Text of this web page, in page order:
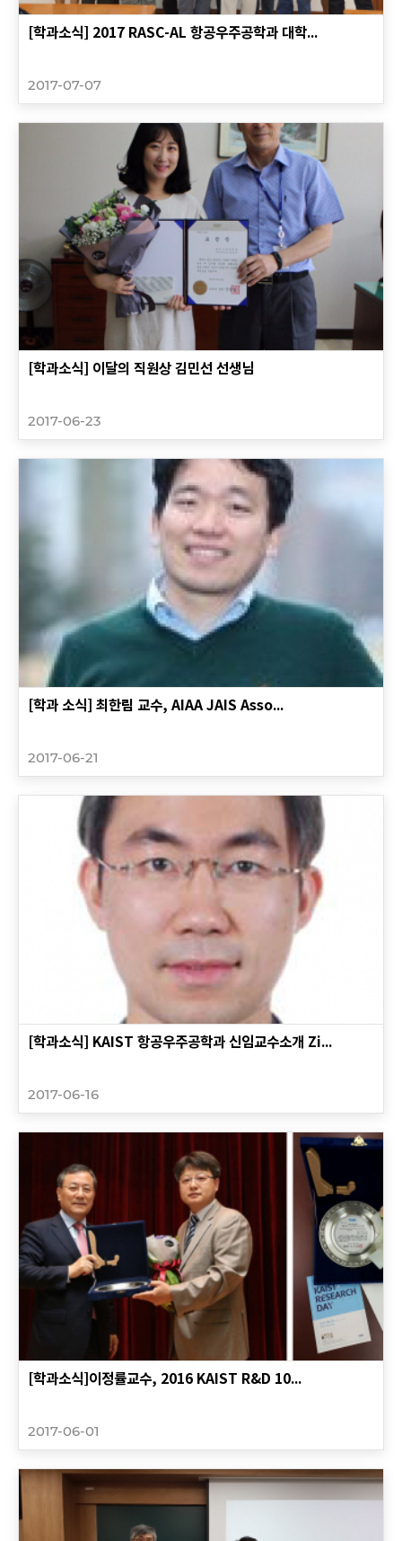
[학과소식] 2017 RASC-AL 항공우주공학과 대학...
2017-07-07
[학과소식] 이달의 직원상 김민선 선생님
2017-06-23
[학과 소식] 최한림 교수, AIAA JAIS Asso...
2017-06-21
[학과소식] KAIST 항공우주공학과 신임교수소개 Zi...
2017-06-16
[학과소식]이정률교수, 2016 KAIST R&D 10...
2017-06-01